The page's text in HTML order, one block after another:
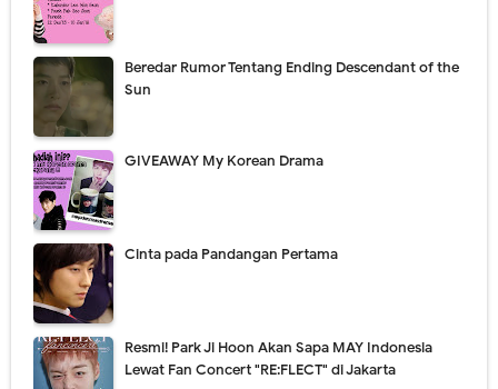
Beredar Rumor Tentang Ending Descendant of the
Sun
GIVEAWAY My Korean Drama
Cinta pada Pandangan Pertama
Resmi! Park Ji Hoon Akan Sapa MAY Indonesia
Lewat Fan Concert "RE:FLECT" di Jakarta